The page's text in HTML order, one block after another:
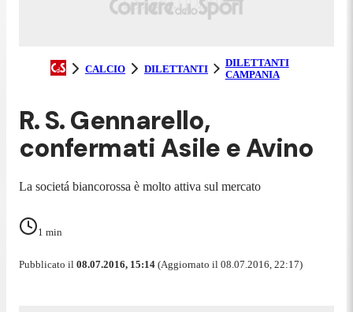
CALCIO DILETTANTI
DILETTANTI
CAMPANIA
R. S. Gennarello,
confermati Asile e Avino
La societá biancorossa è molto attiva sul mercato
1 min
Pubblicato il 08.07.2016, 15:14 (Aggiornato il 08.07.2016, 22:17)